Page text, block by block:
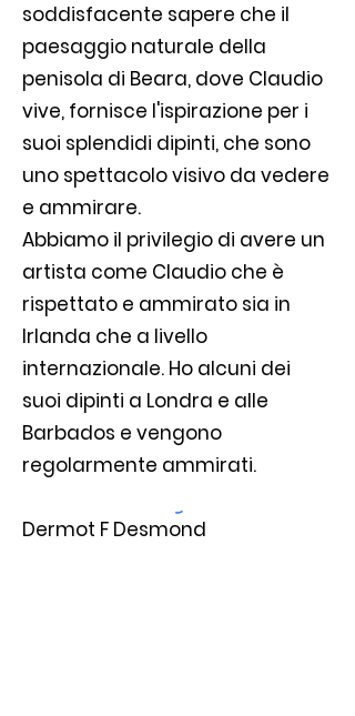
soddisfacente sapere che il
paesaggio naturale della
penisola di Beara, dove Claudio
vive, fornisce l'ispirazione per i
suoi splendidi dipinti, che sono
uno spettacolo visivo da vedere
e ammirare.
Abbiamo il privilegio di avere un
artista come Claudio che è
rispettato e ammirato sia in
Irlanda che a livello
internazionale. Ho alcuni dei
suoi dipinti a Londra e alle
Barbados e vengono
regolarmente ammirati.
Dermot F Desmond